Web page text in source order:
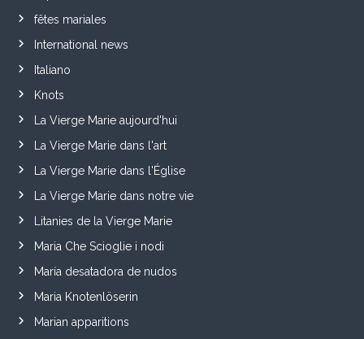
fêtes mariales
International news
Italiano
Knots
La Vierge Marie aujourd'hui
La Vierge Marie dans l'art
La Vierge Marie dans l'Église
La Vierge Marie dans notre vie
Litanies de la Vierge Marie
Maria Che Scioglie i nodi
María desatadora de nudos
Maria Knotenlöserin
Marian apparitions